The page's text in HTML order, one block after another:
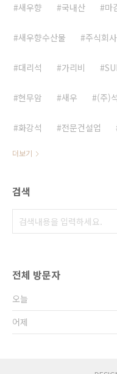
새우향 국내산 마
새우향수산물 주식회
대리석 가리비
현무암 새우 (주)
화강석 전문건설업
더보기
검색
전체 방문자
오늘
어제